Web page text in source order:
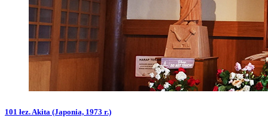
101 łez. Akita (Japonia, 1973 r.)